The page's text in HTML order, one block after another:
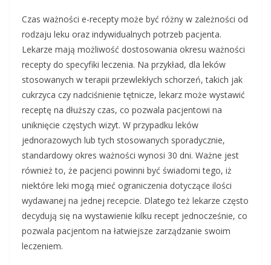
Czas ważności e-recepty może być różny w zależności od
rodzaju leku oraz indywidualnych potrzeb pacjenta.
Lekarze mają możliwość dostosowania okresu ważności
recepty do specyfiki leczenia. Na przykład, dla leków
stosowanych w terapii przewlekłych schorzeń, takich jak
cukrzyca czy nadciśnienie tętnicze, lekarz może wystawić
receptę na dłuższy czas, co pozwala pacjentowi na
uniknięcie częstych wizyt. W przypadku leków
jednorazowych lub tych stosowanych sporadycznie,
standardowy okres ważności wynosi 30 dni. Ważne jest
również to, że pacjenci powinni być świadomi tego, iż
niektóre leki mogą mieć ograniczenia dotyczące ilości
wydawanej na jednej recepcie. Dlatego też lekarze często
decydują się na wystawienie kilku recept jednocześnie, co
pozwala pacjentom na łatwiejsze zarządzanie swoim
leczeniem.